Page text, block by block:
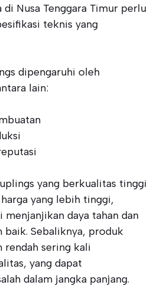
Nusa Tenggara Timur perlu
teknis yang
dipengaruhi oleh
lain:
yang berkualitas tinggi
yang lebih tinggi,
menjanjikan daya tahan dan
baik. Sebaliknya, produk
rendah sering kali
yang dapat
dalam jangka panjang.